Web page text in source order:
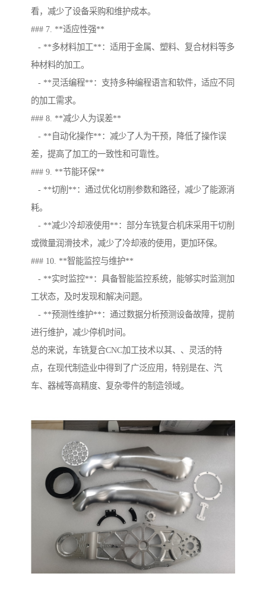
看，减少了设备采购和维护成本。
### 7. **适应性强**
- **多材料加工**：适用于金属、塑料、复合材料等多
种材料的加工。
- **灵活编程**：支持多种编程语言和软件，适应不同
的加工需求。
### 8. **减少人为误差**
- **自动化操作**：减少了人为干预，降低了操作误
差，提高了加工的一致性和可靠性。
### 9. **节能环保**
- **切削**：通过优化切削参数和路径，减少了能源消
耗。
- **减少冷却液使用**：部分车铣复合机床采用干切削
或微量润滑技术，减少了冷却液的使用，更加环保。
### 10. **智能监控与维护**
- **实时监控**：具备智能监控系统，能够实时监测加
工状态，及时发现和解决问题。
- **预测性维护**：通过数据分析预测设备故障，提前
进行维护，减少停机时间。
总的来说，车铣复合CNC加工技术以其、、灵活的特
点，在现代制造业中得到了广泛应用，特别是在、汽
车、器械等高精度、复杂零件的制造领域。